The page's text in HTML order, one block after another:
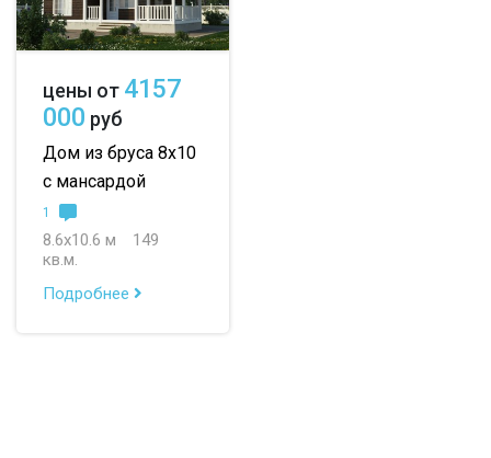
с эркером
с санузлом
с беседкой
цены от 4157
000 руб
Дом из бруса 8х10
с мансардой
1
8.6х10.6 м
149
кв.м.
Подробнее